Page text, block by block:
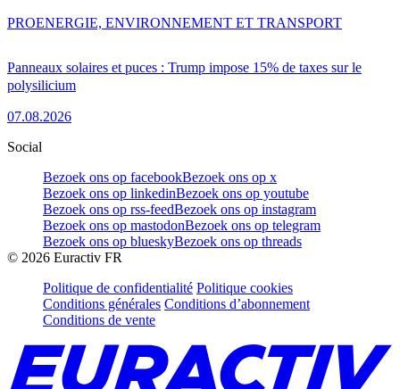
Panneaux solaires et puces : Trump impose 15% de taxes sur le
polysilicium
07.08.2026
PROENERGIE, ENVIRONNEMENT ET TRANSPORT
Social
Bezoek ons op facebookBezoek ons op x
Bezoek ons op linkedinBezoek ons op youtube
Bezoek ons op rss-feedBezoek ons op instagram
Bezoek ons op mastodonBezoek ons op telegram
Bezoek ons op blueskyBezoek ons op threads
© 2026 Euractiv FR
Politique de confidentialité Politique cookies
Conditions générales Conditions d’abonnement
Conditions de vente